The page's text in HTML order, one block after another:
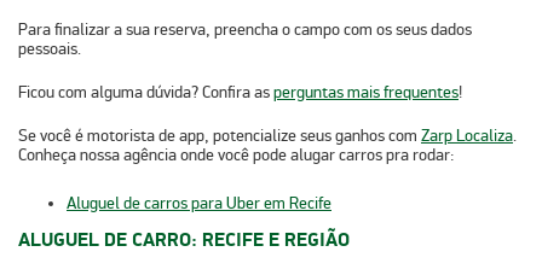
Para finalizar a sua reserva, preencha o campo com os seus dados
pessoais.
Ficou com alguma dúvida?Confira asperguntas mais frequentes!
Se você é motorista de app, potencialize seus ganhos com Zarp Localiza.
Conheça nossa agência onde você pode alugar carros pra rodar:
Aluguel de carros para Uber em Recife
ALUGUEL DE CARRO: RECIFE E REGIÃO